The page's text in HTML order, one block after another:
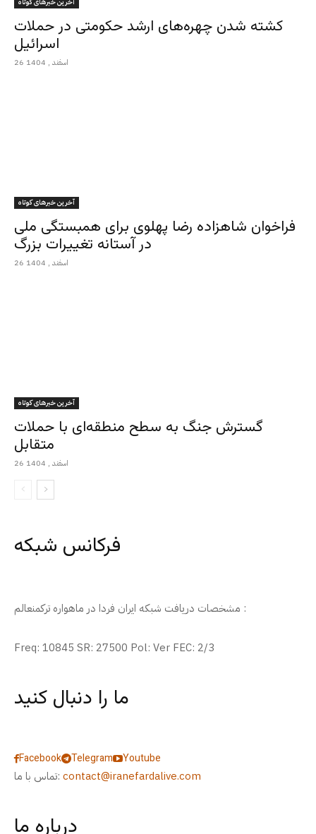
کشته شدن چهره‌های ارشد حکومتی در حملات
اسرائیل
26 اسفند , 1404
آخرین خبرهای کوتاه
فراخوان شاهزاده رضا پهلوی برای همبستگی ملی
در آستانه تغییرات بزرگ
26 اسفند , 1404
آخرین خبرهای کوتاه
گسترش جنگ به سطح منطقه‌ای با حملات
متقابل
26 اسفند , 1404
فرکانس شبکه
مشخصات دریافت شبکه ایران فردا در ماهواره ترکمنعالم :
Freq: 10845 SR: 27500 Pol: Ver FEC: 2/3
ما را دنبال کنید
Facebook Telegram
Youtube
تماس با ما: contact@iranefardalive.com
درباره ما